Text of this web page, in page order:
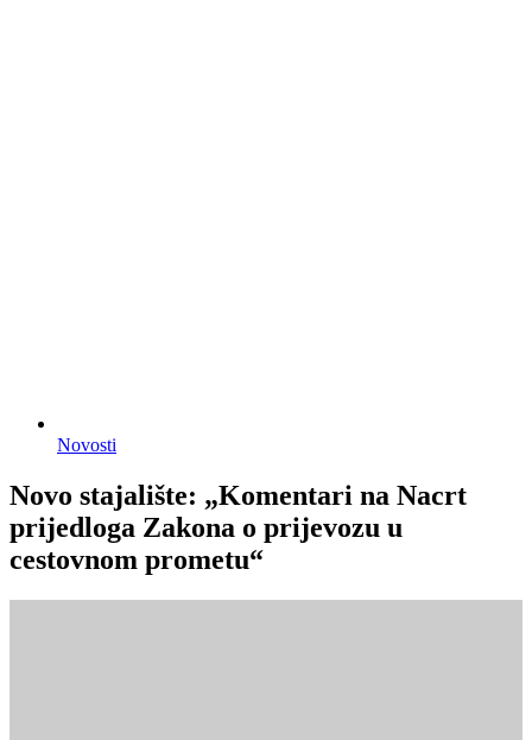
Novosti
Novo stajalište: „Komentari na Nacrt
prijedloga Zakona o prijevozu u
cestovnom prometu“